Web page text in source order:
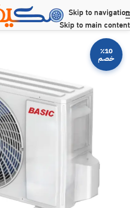
Skip to navigation
Skip to main content
٪10
خصم